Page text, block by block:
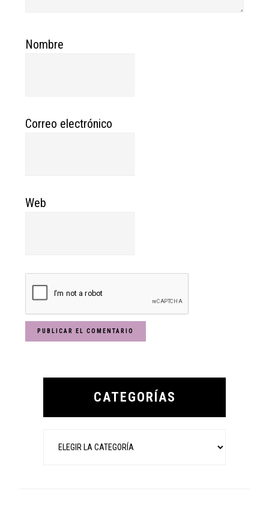
Nombre
Correo electrónico
Web
Primary
CATEGORÍAS